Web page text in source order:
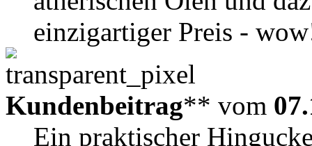
einzigartiger Preis -
Kundenbeitrag** vom
Ein praktischer